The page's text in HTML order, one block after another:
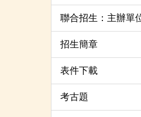
聯合招生：主辦單
招生簡章
表件下載
考古題